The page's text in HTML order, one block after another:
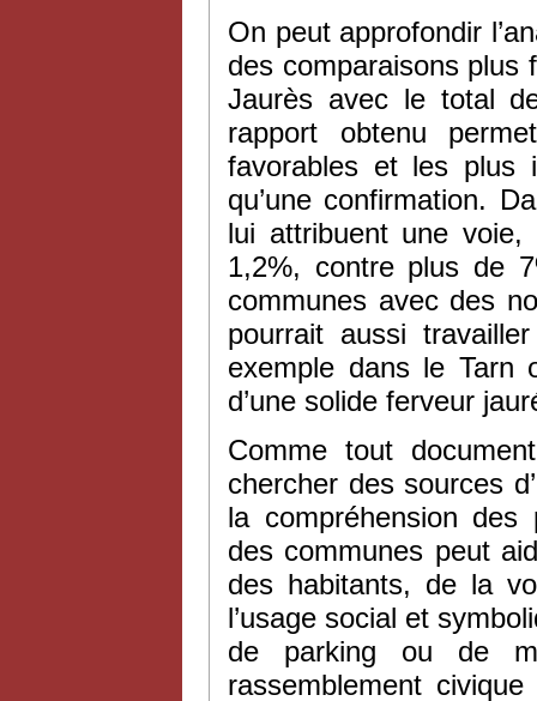
On peut approfondir
des comparaisons plus
Jaurès avec le total
rapport obtenu
favorables et les plus
qu’une confirmation.
lui attribuent une
1,2%, contre plus de
communes avec des
pourrait aussi
exemple dans le Tarn
d’une solide ferveur
Comme tout
chercher des sources
la compréhension des
des communes peut
des habitants, de la
l’usage social et
de parking ou de
rassemblement